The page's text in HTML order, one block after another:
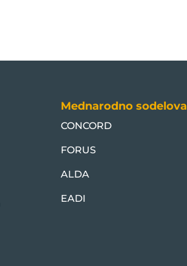
Mednarodno
CONCORD
FORUS
ALDA
EADI